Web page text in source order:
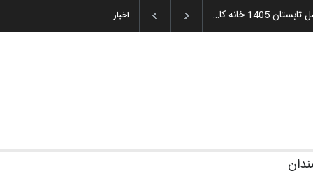
اخبار خانه کا…